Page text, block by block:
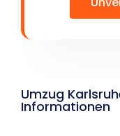
Umzug
Informationen